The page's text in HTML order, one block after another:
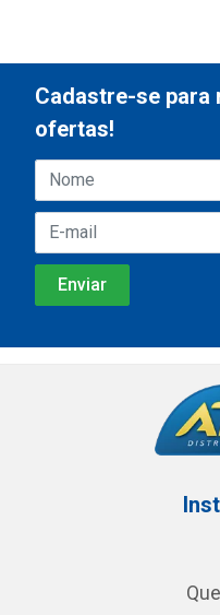
Cadastre-se para
ofertas!